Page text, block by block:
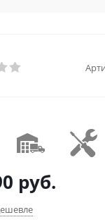
руб.